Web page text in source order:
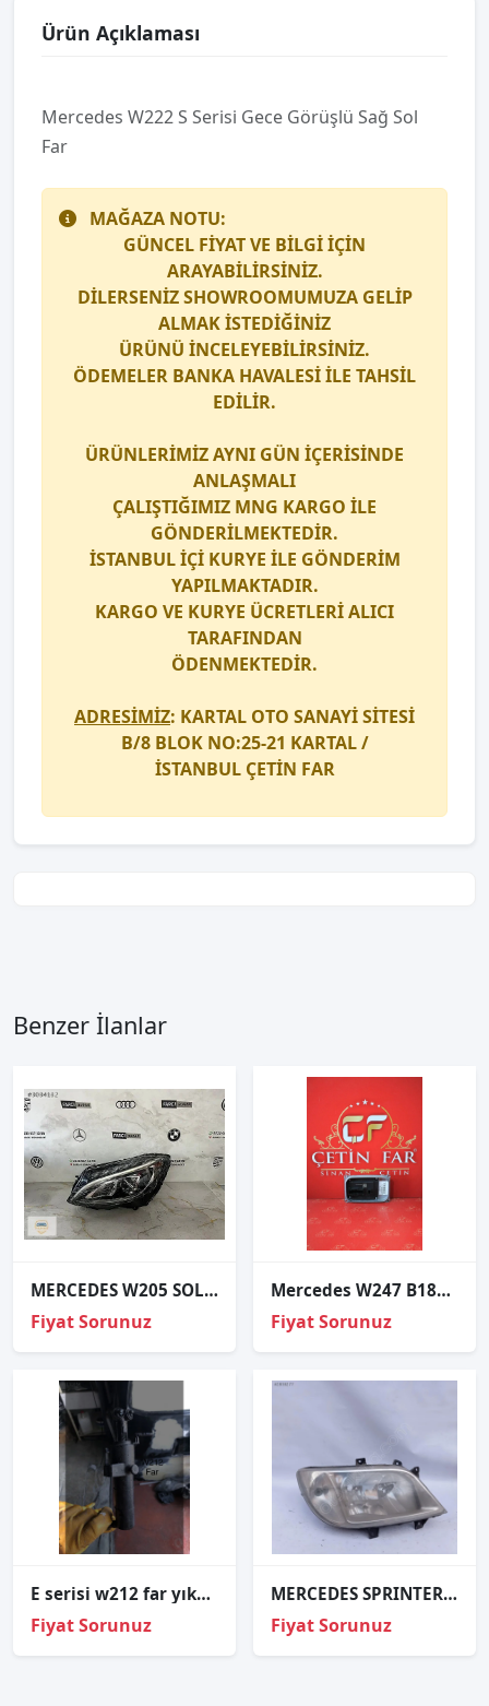
Ürün Açıklaması
Mercedes W222 S Seri̇si̇ Gece Görüşlü Sağ Sol
Far
MAĞAZA NOTU:
GÜNCEL FİYAT VE BİLGİ İÇİN
ARAYABİLİRSİNİZ.
DİLERSENİZ SHOWROOMUMUZA GELİP
ALMAK İSTEDİĞİNİZ
ÜRÜNÜ İNCELEYEBİLİRSİNİZ.
ÖDEMELER BANKA HAVALESİ İLE TAHSİL
EDİLİR.
ÜRÜNLERİMİZ AYNI GÜN İÇERİSİNDE
ANLAŞMALI
ÇALIŞTIĞIMIZ MNG KARGO İLE
GÖNDERİLMEKTEDİR.
İSTANBUL İÇİ KURYE İLE GÖNDERİM
YAPILMAKTADIR.
KARGO VE KURYE ÜCRETLERİ ALICI
TARAFINDAN
ÖDENMEKTEDİR.
ADRESİMİZ: KARTAL OTO SANAYİ SİTESİ
B/8 BLOK NO:25-21 KARTAL /
İSTANBUL ÇETİN FAR
Benzer İlanlar
MERCEDES W205 SOL FAR SIFIR
Fiyat Sorunuz
Mercedes W247 B180 Far Beyni̇ Sıfır Orj A2479003403
Fiyat Sorunuz
E serisi w212 far yıkama robotu çıkma ORJİNAL sıfır
Fiyat Sorunuz
MERCEDES SPRINTER ORJINAL ÇIKMA SAĞ FAR
Fiyat Sorunuz